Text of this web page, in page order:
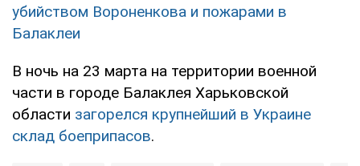
убийством Вороненкова и пожарами в
Балаклеи
В ночь на 23 марта на территории военной
части в городе Балаклея Харьковской
области загорелся крупнейший в Украине
склад боеприпасов.